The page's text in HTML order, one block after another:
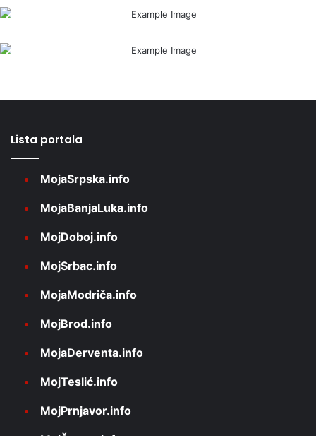
Lista portala
MojaSrpska.info
MojaBanjaLuka.info
MojDoboj.info
MojSrbac.info
MojaModriča.info
MojBrod.info
MojaDerventa.info
MojTeslić.info
MojPrnjavor.info